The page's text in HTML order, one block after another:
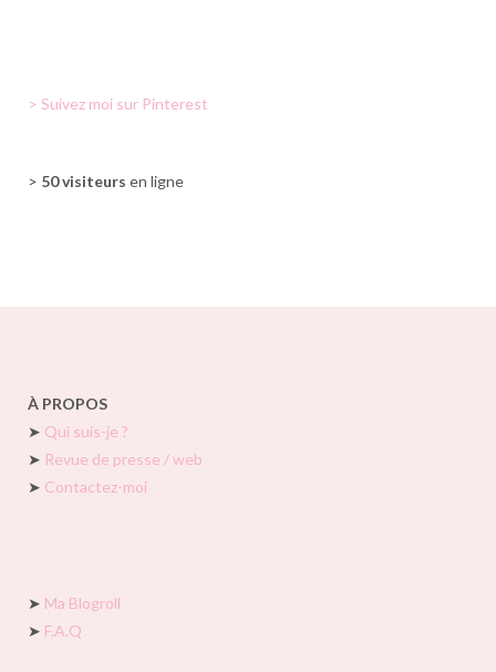
> Suivez moi sur Pinterest
> 50 visiteurs en ligne
À PROPOS
➤ Qui suis-je ?
➤ Revue de presse / web
➤ Contactez-moi
➤ Ma Blogroll
➤ F.A.Q